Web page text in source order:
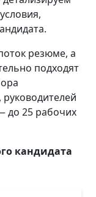
резюме, а
подходят
до 25 рабочих
кандидата